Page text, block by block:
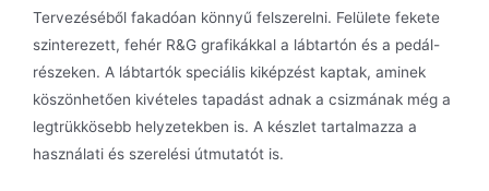
Tervezéséből fakadóan könnyű felszerelni. Felülete fekete
szinterezett, fehér R&G grafikákkal a lábtartón és a pedál-
részeken. A lábtartók speciális kiképzést kaptak, aminek
köszönhetően kivételes tapadást adnak a csizmának még a
legtrükkösebb helyzetekben is. A készlet tartalmazza a
használati és szerelési útmutatót is.